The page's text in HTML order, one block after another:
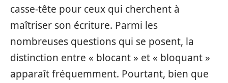
casse-tête pour ceux qui cherchent à
maîtriser son écriture. Parmi les
nombreuses questions qui se posent, la
distinction entre « blocant » et « bloquant »
apparaît fréquemment. Pourtant, bien que